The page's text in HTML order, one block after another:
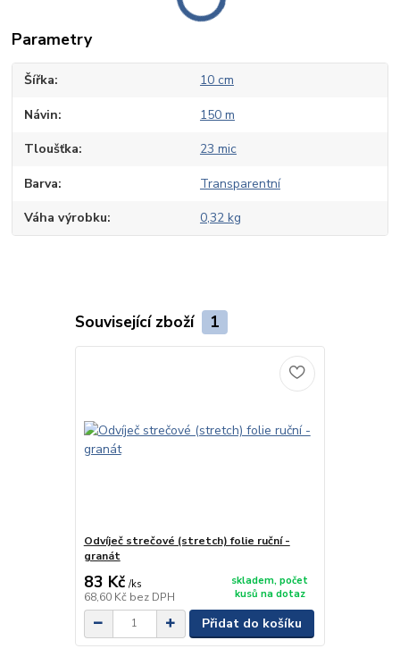
Parametry
Šířka 10 cm
Návin 150 m
Tloušťka 23 mic
Barva Transparentní
Váha výrobku 0,32 kg
Související zboží 1
Odvíječ strečové (stretch) folie ruční -
granát
83 Kč /ks
68,60 Kč bez DPH
skladem, počet
kusů na dotaz
Přidat do košíku